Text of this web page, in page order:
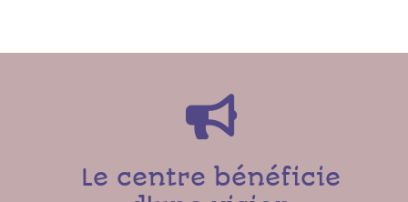
Le centre bénéficie